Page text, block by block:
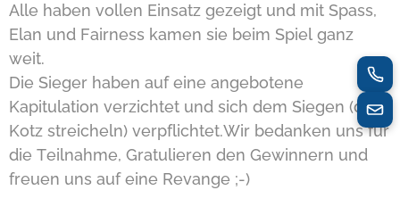
Alle haben vollen Einsatz gezeigt und mit Spass,
Elan und Fairness kamen sie beim Spiel ganz
weit.
Die Sieger haben auf eine angebotene
Kapitulation verzichtet und sich dem Siegen (die
Kotz streicheln) verpflichtet.Wir bedanken uns für
die Teilnahme, Gratulieren den Gewinnern und
freuen uns auf eine Revange ;-)